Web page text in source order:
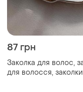
87 грн
Заколка для волос,
для волосся, заколки